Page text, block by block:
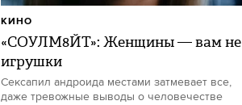
«СОУЛМ8ЙТ»: Женщины — вам не
игрушки
Сексапил андроида местами затмевает все,
даже тревожные выводы о человечестве
КИНО